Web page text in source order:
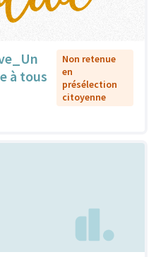
à tous
Non retenue
en
présélection
citoyenne